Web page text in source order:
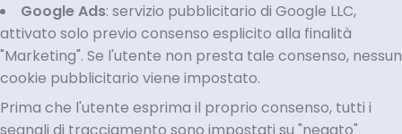
Google Ads: servizio pubblicitario di Google LLC,
attivato solo previo consenso esplicito alla finalità
"Marketing". Se l'utente non presta tale consenso, nessun
cookie pubblicitario viene impostato.
Prima che l'utente esprima il proprio consenso, tutti i